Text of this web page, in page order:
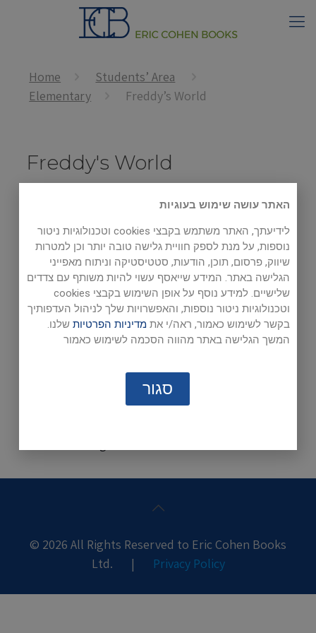
Home
Students’ Area
Elementary
Freddy’s World
Freddy's World
click here להקיש כאן
© 2026 All Rights Reserved to Eric Cohen Books
Ltd. |
Privacy Policy
סגור
האתר עושה שימוש בעוגיות
לידיעתך, האתר משתמש בקבצי cookies וטכנולוגיות ניטור
נוספות, על מנת לספק חוויית גלישה טובה יותר וכן למטרות
שיווק, פרסום, תוכן, הודעות, סטטיסטיקה וניתוח מאפייני
הגלישה באתר. המידע שייאסף עשוי להיות משותף עם צדדים
שלישיים. למידע נוסף על אופן השימוש בקבצי cookies
וטכנולוגיות ניטור נוספות, והאפשרויות שלך לניהול העדפותיך
בקשר לשימוש כאמור, ראה/י את מדיניות הפרטיותשלנו.
המשך הגלישה באתר מהווה הסכמה לשימוש כאמור